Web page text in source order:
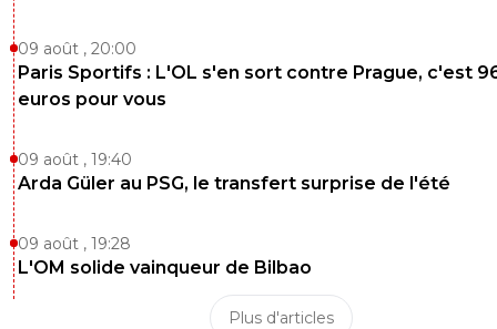
09 août , 20:00
Paris Sportifs : L'OL s'en sort contre Prague, c'est
euros pour vous
09 août , 19:40
Arda Güler au PSG, le transfert surprise de l'été
09 août , 19:28
L'OM solide vainqueur de Bilbao
Plus d'articles